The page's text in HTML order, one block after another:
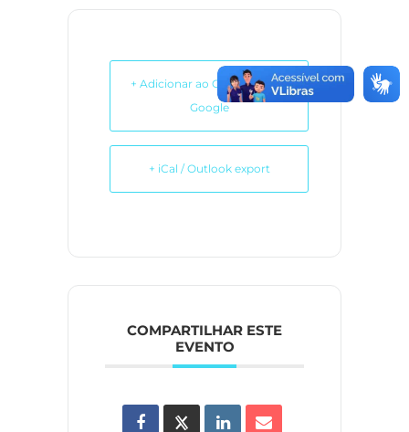
+ Adicionar ao Calendário do
Google
+ iCal / Outlook export
COMPARTILHAR ESTE
EVENTO